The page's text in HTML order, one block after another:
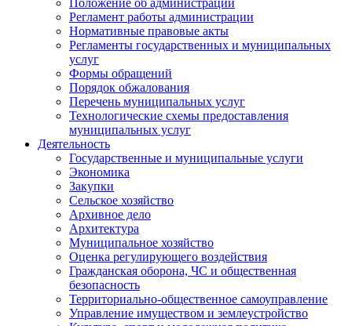
Положение об администрации
Регламент работы администрации
Нормативные правовые акты
Регламенты государственных и муниципальных
услуг
Формы обращений
Порядок обжалования
Перечень муниципальных услуг
Технологические схемы предоставления
муниципальных услуг
Деятельность
Государственные и муниципальные услуги
Экономика
Закупки
Сельское хозяйство
Архивное дело
Архитектура
Муниципальное хозяйство
Оценка регулирующего воздействия
Гражданская оборона, ЧС и общественная
безопасность
Территориально-общественное самоуправление
Управление имуществом и землеустройство